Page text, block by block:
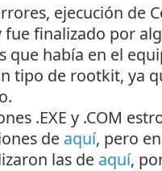
ejecución de
fue finalizado por
que había en el
tipo de rootkit, ya
.EXE y .COM
de aquí, pero
las de aquí,